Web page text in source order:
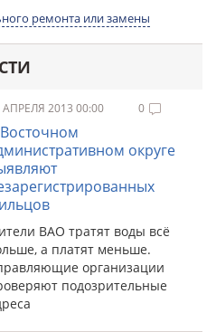
ремонта или замены
АПРЕЛЯ 2013 00:00 0
округе
ВАО тратят воды всё
а платят меньше.
организации
подозрительные